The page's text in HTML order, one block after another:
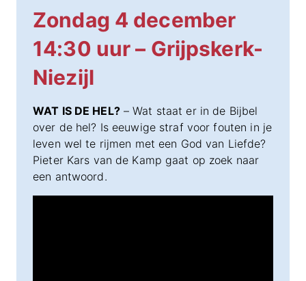
Zondag 4 december
14:30 uur – Grijpskerk-
Niezijl
WAT IS DE HEL?– Wat staat er in de Bijbel
over de hel? Is eeuwige straf voor fouten in je
leven wel te rijmen met een God van Liefde?
Pieter Kars van de Kamp gaat op zoek naar
een antwoord.